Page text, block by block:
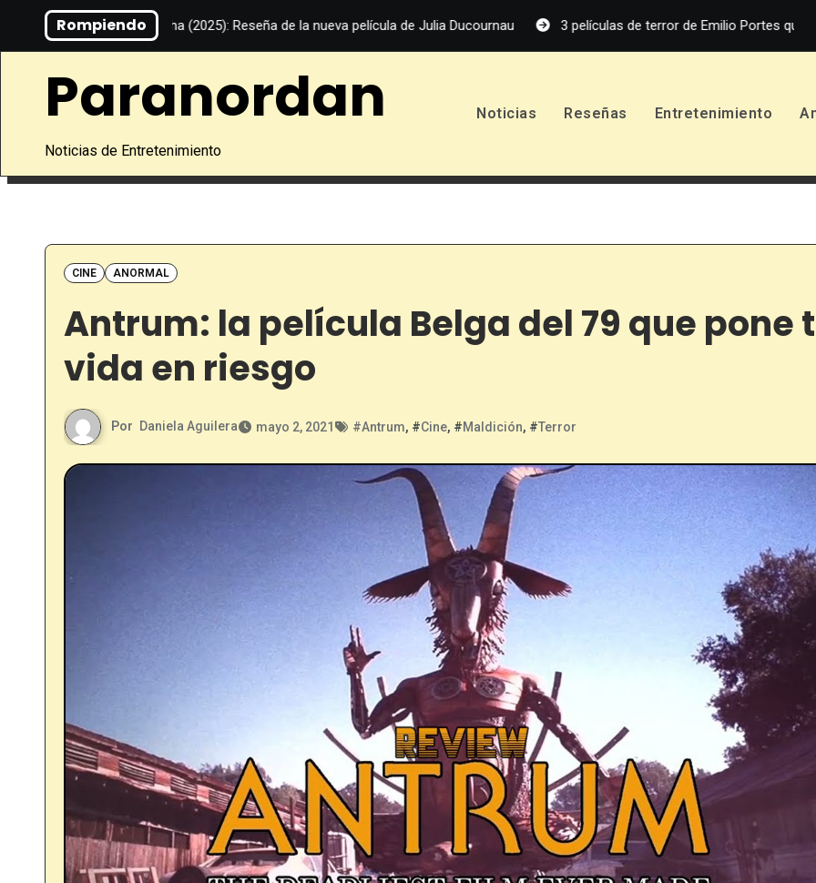
Rompiendo
Alpha (2025): Reseña de la nueva película de Julia Ducournau 3 películas de terror de Emilio Portes que debes ver
Paranordan
Noticias de Entretenimiento
Noticias Reseñas Entretenimiento
CINE ANORMAL
Antrum: la película Belga del 79 que pone
vida en riesgo
Por Daniela Aguilera mayo 2, 2021 #Antrum, #Cine, #Maldición, #Terror